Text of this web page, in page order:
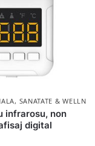
, SANATATE & WELLNESS
infrarosu, non
digital